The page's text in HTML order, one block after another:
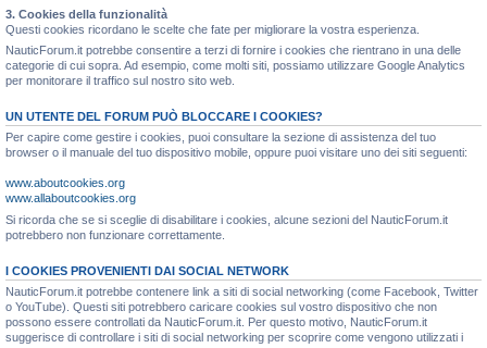
3. Cookies della funzionalità
Questi cookies ricordano le scelte che fate per migliorare la vostra esperienza.
NauticForum.it potrebbe consentire a terzi di fornire i cookies che rientrano in una delle
categorie di cui sopra. Ad esempio, come molti siti, possiamo utilizzare Google Analytics
per monitorare il traffico sul nostro sito web.
UN UTENTE DEL FORUM PUÒ BLOCCARE I COOKIES?
Per capire come gestire i cookies, puoi consultare la sezione di assistenza del tuo
browser o il manuale del tuo dispositivo mobile, oppure puoi visitare uno dei siti seguenti:
www.aboutcookies.org
www.allaboutcookies.org
Si ricorda che se si sceglie di disabilitare i cookies, alcune sezioni del NauticForum.it
potrebbero non funzionare correttamente.
I COOKIES PROVENIENTI DAI SOCIAL NETWORK
NauticForum.it potrebbe contenere link a siti di social networking (come Facebook, Twitter
o YouTube). Questi siti potrebbero caricare cookies sul vostro dispositivo che non
possono essere controllati da NauticForum.it. Per questo motivo, NauticForum.it
suggerisce di controllare i siti di social networking per scoprire come vengono utilizzati i